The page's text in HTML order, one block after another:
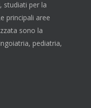
, studiati per la
principali aree
sono la
pediatria,